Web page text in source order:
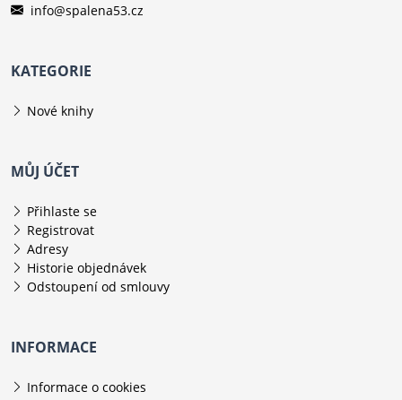
info@spalena53.cz
KATEGORIE
Nové knihy
MŮJ ÚČET
Přihlaste se
Registrovat
Adresy
Historie objednávek
Odstoupení od smlouvy
INFORMACE
Informace o cookies